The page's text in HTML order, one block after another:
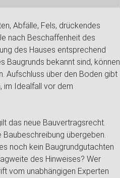
Abfälle, Fels, drückendes
nach Beschaffenheit des
des Hauses entsprechend
Baugrunds bekannt sind, können
Aufschluss über den Boden gibt
im Idealfall vor dem
das neue Bauvertragsrecht.
Baubeschreibung übergeben.
noch kein Baugrundgutachten
des Hinweises? Wer
vom unabhängigen Experten